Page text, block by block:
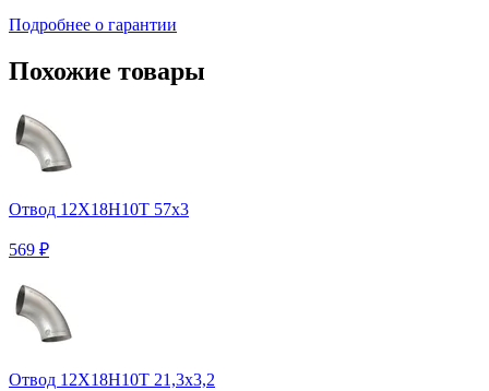
Подробнее о гарантии
Похожие товары
Отвод 12Х18Н10Т 57х3
569 ₽
Отвод 12Х18Н10Т 21,3х3,2